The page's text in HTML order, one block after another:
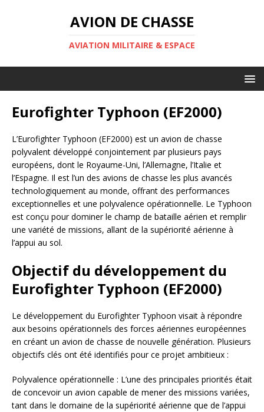
AVION DE CHASSE
AVIATION MILITAIRE & ESPACE
Eurofighter Typhoon (EF2000)
L’Eurofighter Typhoon (EF2000) est un avion de chasse
polyvalent développé conjointement par plusieurs pays
européens, dont le Royaume-Uni, l’Allemagne, l’Italie et
l’Espagne. Il est l’un des avions de chasse les plus avancés
technologiquement au monde, offrant des performances
exceptionnelles et une polyvalence opérationnelle. Le Typhoon
est conçu pour dominer le champ de bataille aérien et remplir
une variété de missions, allant de la supériorité aérienne à
l’appui au sol.
Objectif du développement du
Eurofighter Typhoon (EF2000)
Le développement du Eurofighter Typhoon visait à répondre
aux besoins opérationnels des forces aériennes européennes
en créant un avion de chasse de nouvelle génération. Plusieurs
objectifs clés ont été identifiés pour ce projet ambitieux :
Polyvalence opérationnelle : L’une des principales priorités était
de concevoir un avion capable de mener des missions variées,
tant dans le domaine de la supériorité aérienne que de l’appui